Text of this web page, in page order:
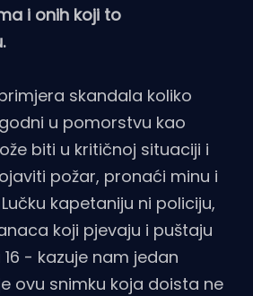
i onih koji to
skandala koliko
u pomorstvu kao
biti u kritičnoj situaciji i
požar, pronaći minu i
kapetaniju ni policiju,
koji pjevaju i puštaju
- kazuje nam jedan
ovu snimku koja doista ne